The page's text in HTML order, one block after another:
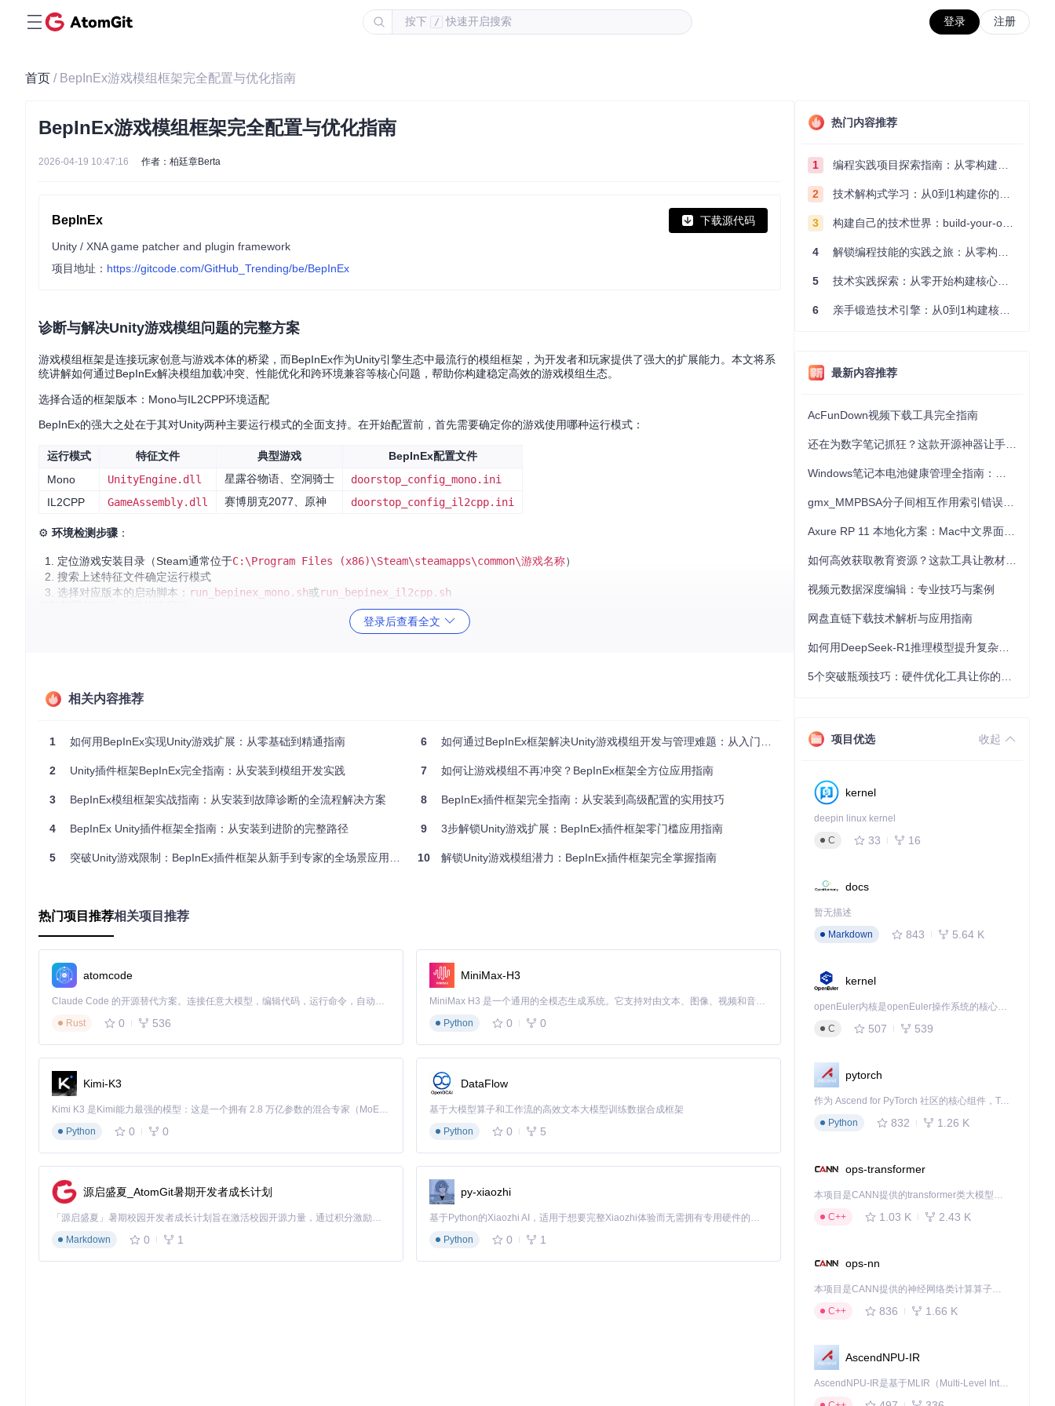
按下 / 快速开启搜索 登录 注册
首页 / BepInEx游戏模组框架完全配置与优化指南
BepInEx游戏模组框架完全配置与优化指南
2026-04-19 10:47:16 作者：柏廷章Berta
BepInEx 下载源代码
Unity / XNA game patcher and plugin framework
项目地址： https://gitcode.com/GitHub_Trending/be/BepInEx
诊断与解决Unity游戏模组问题的完整方案
游戏模组框架是连接玩家创意与游戏本体的桥梁，而BepInEx作为Unity引擎生态中最流行的模组框架，为开发者和玩家提供了强大的扩展能力。本文将系
统讲解如何通过BepInEx解决模组加载冲突、性能优化和跨环境兼容等核心问题，帮助你构建稳定高效的游戏模组生态。
选择合适的框架版本：Mono与IL2CPP环境适配
BepInEx的强大之处在于其对Unity两种主要运行模式的全面支持。在开始配置前，首先需要确定你的游戏使用哪种运行模式：
运行模式 特征文件 典型游戏
BepInEx配置文件
Mono
UnityEngine.dll 星露谷物语、空洞骑士
doorstop_config_mono.ini
IL2CPP
GameAssembly.dll 赛博朋克2077、原神 doorstop_config_il2cpp.ini
⚙️ 环境检测步骤 ：
定位游戏安装目录（Steam通常位于C:\Program Files (x86)\Steam\steamapps\common\游戏名称）
搜索上述特征文件确定运行模式
选择对应版本的启动脚本： run_bepinex_mono.sh或run_bepinex_il2cpp.sh
├── BepInEx/              # 框架主目录
├── winhttp.dll           # 注入器组件
3. 验证安装结果
首次启动游戏后，检查自动生成的关键目录：
BepInEx/plugins/：模组放置目录
⚠️常见问题：若启动无控制台窗口，删除
BepInEx的配置系统位于
，通过精细调整可显著提升模组运行稳定性。以下是生产环境推荐配置与默认值对比：
日志系统优化
Logging.Disk.Enabled
true false
禁用磁盘日志提升性能
Logging.Disk.MaxLogSize
插件加载管理
[Chainloader]
AllowUnsafeLoad
=
false
; 延长大型模组加载时间
LoadTimeout
= 20
性能监控配置
[Performance]
登录后查看全文
相关内容推荐
1 如何用BepInEx实现Unity游戏扩展：从零基础到精通指南
2 Unity插件框架BepInEx完全指南：从安装到模组开发实践
3 BepInEx模组框架实战指南：从安装到故障诊断的全流程解决方案
4 BepInEx Unity插件框架全指南：从安装到进阶的完整路径
5 突破Unity游戏限制：BepInEx插件框架从新手到专家的全场景应用指南
6 如何通过BepInEx框架解决Unity游戏模组开发与管理难题：从入门到精通的完全指南
7 如何让游戏模组不再冲突？BepInEx框架全方位应用指南
8 BepInEx插件框架完全指南：从安装到高级配置的实用技巧
9 3步解锁Unity游戏扩展：BepInEx插件框架零门槛应用指南
10 解锁Unity游戏模组潜力：BepInEx插件框架完全掌握指南
热门项目推荐相关项目推荐
atomcode
Claude Code 的开源替代方案。连接任意大模型，编辑代码，运行命令，自动验证 — 全自动执行。用 Rust 构建，极致性能。 ｜ An open-source alternative to Claude Code. Connect any LLM, edit code, run commands, and verify changes — autonomously. Built in Rust for speed. Get Started
Rust
0 536
MiniMax-H3
MiniMax H3 是一个通用的全模态生成系统。它支持对由文本、图像、视频和音频组成的多模态上下文进行统一理解，并能生成分辨率高达 2K、时长可达 15 秒的带原生立体声音频的视频。得益于面向任务泛化的系统设计，H3 在预训练阶段就已具备广泛的多模态上下文理解与生成能力，能够出色地执行复杂的多模态指令。
Python
0 0
Kimi-K3
Kimi K3 是Kimi能力最强的模型：这是一个拥有 2.8 万亿参数的混合专家（MoE）模型，具备原生视觉理解能力，并支持 100 万 token 的上下文窗口。
Python
0 0
DataFlow
基于大模型算子和工作流的高效文本大模型训练数据合成框架
Python
0 5
源启盛夏_AtomGit暑期开发者成长计划
「源启盛夏」暑期校园开发者成长计划旨在激活校园开源力量，通过积分激励、认证扶持、资源倾斜等形式，引导高校组织和开发者完成「入驻 — 建项目 — 做贡献 — 获认证 — 得资源」的完整闭环。无论你是想带领社团入驻平台的组织者，还是希望用代码贡献证明自己的开发者，都能在这里找到属于你的成长路径。
Markdown
0 1
py-xiaozhi
基于Python的Xiaozhi AI，适用于想要完整Xiaozhi体验而无需拥有专用硬件的用户。
Python
0 1
热门内容推荐
1 编程实践项目探索指南：从零构建技术能力体系
2 技术解构式学习：从0到1构建你的编程知识体系
3 构建自己的技术世界：build-your-own-x项目的实践探索指南
4 解锁编程技能的实践之旅：从零构建你的技术世界
5 技术实践探索：从零开始构建核心系统的实践指南
6 亲手锻造技术引擎：从0到1构建核心系统的实践指南
最新内容推荐
AcFunDown视频下载工具完全指南
视频元数据深度编辑：专业技巧与案例
网盘直链下载技术解析与应用指南
项目优选 收起
kernel
deepin linux kernel
C
33 16
docs
暂无描述
Markdown
843 5.64 K
kernel
openEuler内核是openEuler操作系统的核心，既是系统性能与稳定性的基石，也是连接处理器、设备与服务的桥梁。
C
507 539
pytorch
作为 Ascend for PyTorch 社区的核心组件，TorchNPU 是昇腾专为 PyTorch 打造的深度学习适配插件，使 PyTorch 框架能够直接调用昇腾 NPU，为开发者提供昇腾 AI 处理器的超强算力。
Python
832 1.26 K
ops-transformer
本项目是CANN提供的transformer类大模型算子库，实现网络在NPU上加速计算。
C++
1.03 K 2.43 K
ops-nn
本项目是CANN提供的神经网络类计算算子库，实现网络在NPU上加速计算。
C++
836 1.66 K
AscendNPU-IR
AscendNPU-IR是基于MLIR（Multi-Level Intermediate Representation）构建的，面向昇腾亲和算子编译时使用的中间表示，提供昇腾完备表达能力，通过编译优化提升昇腾AI处理器计算效率，支持通过生态框架使能昇腾AI处理器与深度调优